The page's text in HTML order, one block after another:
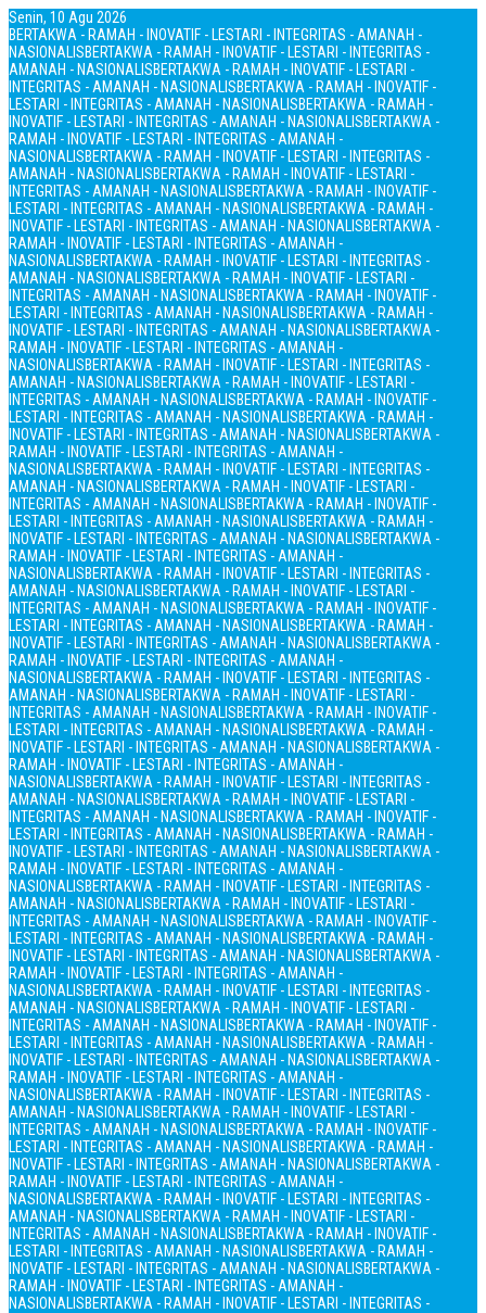
Senin, 10 Agu 2026
BERTAKWA - RAMAH - INOVATIF - LESTARI - INTEGRITAS - AMANAH -
NASIONALISBERTAKWA - RAMAH - INOVATIF - LESTARI - INTEGRITAS -
AMANAH - NASIONALISBERTAKWA - RAMAH - INOVATIF - LESTARI -
INTEGRITAS - AMANAH - NASIONALISBERTAKWA - RAMAH - INOVATIF -
LESTARI - INTEGRITAS - AMANAH - NASIONALISBERTAKWA - RAMAH -
INOVATIF - LESTARI - INTEGRITAS - AMANAH - NASIONALISBERTAKWA -
RAMAH - INOVATIF - LESTARI - INTEGRITAS - AMANAH -
NASIONALISBERTAKWA - RAMAH - INOVATIF - LESTARI - INTEGRITAS -
AMANAH - NASIONALISBERTAKWA - RAMAH - INOVATIF - LESTARI -
INTEGRITAS - AMANAH - NASIONALISBERTAKWA - RAMAH - INOVATIF -
LESTARI - INTEGRITAS - AMANAH - NASIONALISBERTAKWA - RAMAH -
INOVATIF - LESTARI - INTEGRITAS - AMANAH - NASIONALISBERTAKWA -
RAMAH - INOVATIF - LESTARI - INTEGRITAS - AMANAH -
NASIONALISBERTAKWA - RAMAH - INOVATIF - LESTARI - INTEGRITAS -
AMANAH - NASIONALISBERTAKWA - RAMAH - INOVATIF - LESTARI -
INTEGRITAS - AMANAH - NASIONALISBERTAKWA - RAMAH - INOVATIF -
LESTARI - INTEGRITAS - AMANAH - NASIONALISBERTAKWA - RAMAH -
INOVATIF - LESTARI - INTEGRITAS - AMANAH - NASIONALISBERTAKWA -
RAMAH - INOVATIF - LESTARI - INTEGRITAS - AMANAH -
NASIONALISBERTAKWA - RAMAH - INOVATIF - LESTARI - INTEGRITAS -
AMANAH - NASIONALISBERTAKWA - RAMAH - INOVATIF - LESTARI -
INTEGRITAS - AMANAH - NASIONALISBERTAKWA - RAMAH - INOVATIF -
LESTARI - INTEGRITAS - AMANAH - NASIONALISBERTAKWA - RAMAH -
INOVATIF - LESTARI - INTEGRITAS - AMANAH - NASIONALISBERTAKWA -
RAMAH - INOVATIF - LESTARI - INTEGRITAS - AMANAH -
NASIONALISBERTAKWA - RAMAH - INOVATIF - LESTARI - INTEGRITAS -
AMANAH - NASIONALISBERTAKWA - RAMAH - INOVATIF - LESTARI -
INTEGRITAS - AMANAH - NASIONALISBERTAKWA - RAMAH - INOVATIF -
LESTARI - INTEGRITAS - AMANAH - NASIONALISBERTAKWA - RAMAH -
INOVATIF - LESTARI - INTEGRITAS - AMANAH - NASIONALISBERTAKWA -
RAMAH - INOVATIF - LESTARI - INTEGRITAS - AMANAH -
NASIONALISBERTAKWA - RAMAH - INOVATIF - LESTARI - INTEGRITAS -
AMANAH - NASIONALISBERTAKWA - RAMAH - INOVATIF - LESTARI -
INTEGRITAS - AMANAH - NASIONALISBERTAKWA - RAMAH - INOVATIF -
LESTARI - INTEGRITAS - AMANAH - NASIONALISBERTAKWA - RAMAH -
INOVATIF - LESTARI - INTEGRITAS - AMANAH - NASIONALISBERTAKWA -
RAMAH - INOVATIF - LESTARI - INTEGRITAS - AMANAH -
NASIONALISBERTAKWA - RAMAH - INOVATIF - LESTARI - INTEGRITAS -
AMANAH - NASIONALISBERTAKWA - RAMAH - INOVATIF - LESTARI -
INTEGRITAS - AMANAH - NASIONALISBERTAKWA - RAMAH - INOVATIF -
LESTARI - INTEGRITAS - AMANAH - NASIONALISBERTAKWA - RAMAH -
INOVATIF - LESTARI - INTEGRITAS - AMANAH - NASIONALISBERTAKWA -
RAMAH - INOVATIF - LESTARI - INTEGRITAS - AMANAH -
NASIONALISBERTAKWA - RAMAH - INOVATIF - LESTARI - INTEGRITAS -
AMANAH - NASIONALISBERTAKWA - RAMAH - INOVATIF - LESTARI -
INTEGRITAS - AMANAH - NASIONALISBERTAKWA - RAMAH - INOVATIF -
LESTARI - INTEGRITAS - AMANAH - NASIONALISBERTAKWA - RAMAH -
INOVATIF - LESTARI - INTEGRITAS - AMANAH - NASIONALISBERTAKWA -
RAMAH - INOVATIF - LESTARI - INTEGRITAS - AMANAH -
NASIONALISBERTAKWA - RAMAH - INOVATIF - LESTARI - INTEGRITAS -
AMANAH - NASIONALISBERTAKWA - RAMAH - INOVATIF - LESTARI -
INTEGRITAS - AMANAH - NASIONALISBERTAKWA - RAMAH - INOVATIF -
LESTARI - INTEGRITAS - AMANAH - NASIONALISBERTAKWA - RAMAH -
INOVATIF - LESTARI - INTEGRITAS - AMANAH - NASIONALISBERTAKWA -
RAMAH - INOVATIF - LESTARI - INTEGRITAS - AMANAH -
NASIONALISBERTAKWA - RAMAH - INOVATIF - LESTARI - INTEGRITAS -
AMANAH - NASIONALISBERTAKWA - RAMAH - INOVATIF - LESTARI -
INTEGRITAS - AMANAH - NASIONALISBERTAKWA - RAMAH - INOVATIF -
LESTARI - INTEGRITAS - AMANAH - NASIONALISBERTAKWA - RAMAH -
INOVATIF - LESTARI - INTEGRITAS - AMANAH - NASIONALISBERTAKWA -
RAMAH - INOVATIF - LESTARI - INTEGRITAS - AMANAH -
NASIONALISBERTAKWA - RAMAH - INOVATIF - LESTARI - INTEGRITAS -
AMANAH - NASIONALISBERTAKWA - RAMAH - INOVATIF - LESTARI -
INTEGRITAS - AMANAH - NASIONALISBERTAKWA - RAMAH - INOVATIF -
LESTARI - INTEGRITAS - AMANAH - NASIONALISBERTAKWA - RAMAH -
INOVATIF - LESTARI - INTEGRITAS - AMANAH - NASIONALISBERTAKWA -
RAMAH - INOVATIF - LESTARI - INTEGRITAS - AMANAH -
NASIONALISBERTAKWA - RAMAH - INOVATIF - LESTARI - INTEGRITAS -
AMANAH - NASIONALISBERTAKWA - RAMAH - INOVATIF - LESTARI -
INTEGRITAS - AMANAH - NASIONALISBERTAKWA - RAMAH - INOVATIF -
LESTARI - INTEGRITAS - AMANAH - NASIONALISBERTAKWA - RAMAH -
INOVATIF - LESTARI - INTEGRITAS - AMANAH - NASIONALISBERTAKWA -
RAMAH - INOVATIF - LESTARI - INTEGRITAS - AMANAH -
NASIONALISBERTAKWA - RAMAH - INOVATIF - LESTARI - INTEGRITAS -